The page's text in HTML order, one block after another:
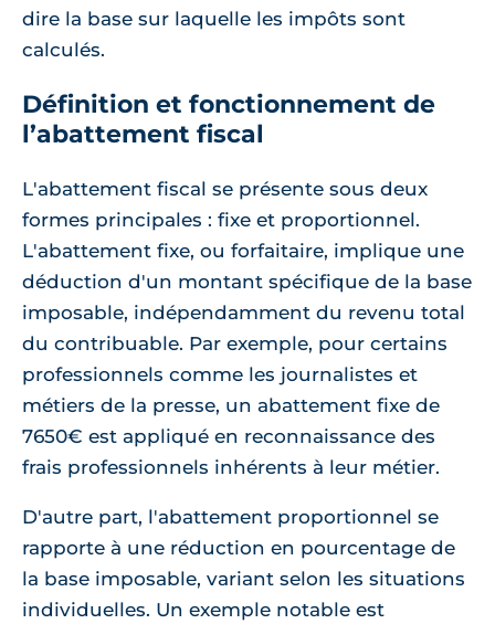
dire la base sur laquelle les impôts sont
calculés.
Définition et fonctionnement de
l’abattement fiscal
L'abattement fiscal se présente sous deux
formes principales : fixe et proportionnel.
L'abattement fixe, ou forfaitaire, implique une
déduction d'un montant spécifique de la base
imposable, indépendamment du revenu total
du contribuable. Par exemple, pour certains
professionnels comme les journalistes et
métiers de la presse, un abattement fixe de
7650€ est appliqué en reconnaissance des
frais professionnels inhérents à leur métier.
D'autre part, l'abattement proportionnel se
rapporte à une réduction en pourcentage de
la base imposable, variant selon les situations
individuelles. Un exemple notable est